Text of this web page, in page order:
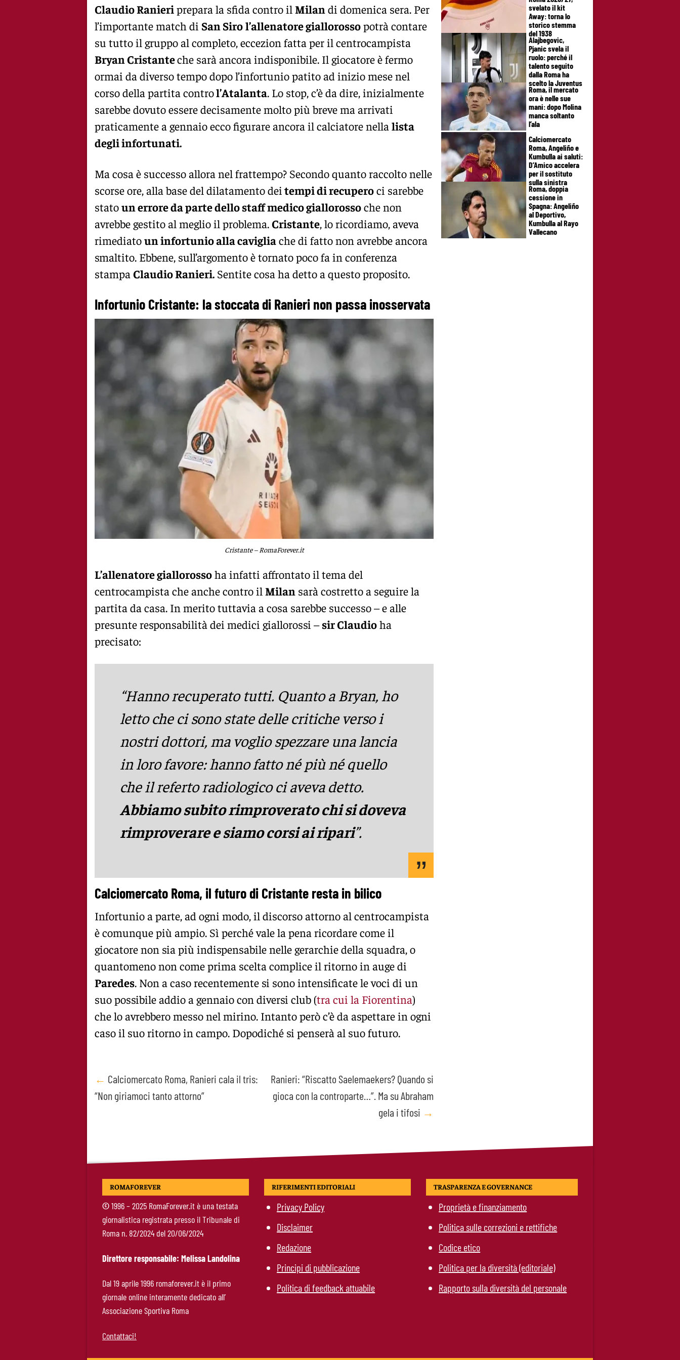
Claudio Ranieriprepara la sfida contro il Milandi domenica sera. Per
l’importante match di San Sirol’allenatore giallorossopotrà contare
su tutto il gruppo al completo, eccezion fatta per il centrocampista
Bryan Cristanteche sarà ancora indisponibile. Il giocatore è fermo
ormai da diverso tempo dopo l’infortunio patito ad inizio mese nel
corso della partita control’Atalanta. Lo stop, c’è da dire, inizialmente
sarebbe dovuto essere decisamente molto più breve ma arrivati
praticamente a gennaio ecco figurare ancora il calciatore nella lista
degli infortunati.
Ma cosa è successo allora nel frattempo? Secondo quanto raccolto nelle
scorse ore, alla base del dilatamento dei tempi di recuperoci sarebbe
statoun errore da parte dello staff medico giallorossoche non
avrebbe gestito al meglio il problema.Cristante, lo ricordiamo, aveva
rimediatoun infortunio alla cavigliache di fatto non avrebbe ancora
smaltito. Ebbene, sull’argomento è tornato poco fa in conferenza
stampa Claudio Ranieri. Sentite cosa ha detto a questo proposito.
Infortunio Cristante: la stoccata di Ranieri non passa inosservata
Cristante – RomaForever.it
L’allenatore giallorossoha infatti affrontato il tema del
centrocampista che anche contro il Milan sarà costretto a seguire la
partita da casa. In merito tuttavia a cosa sarebbe successo – e alle
presunte responsabilità dei medici giallorossi –sir Claudioha
precisato:
“Hanno recuperato tutti. Quanto a Bryan, ho
letto che ci sono state delle critiche verso i
nostri dottori, ma voglio spezzare una lancia
in loro favore: hanno fatto né più né quello
che il referto radiologico ci aveva detto.
Abbiamo subito rimproverato chi si doveva
rimproverare e siamo corsi ai ripari”.
Calciomercato Roma, il futuro di Cristante resta in bilico
Infortunio a parte, ad ogni modo, il discorso attorno al centrocampista
è comunque più ampio. Sì perché vale la pena ricordare come il
giocatore non sia più indispensabile nelle gerarchie della squadra, o
quantomeno non come prima scelta complice il ritorno in auge di
Paredes. Non a caso recentemente si sono intensificate le voci di un
suo possibile addio a gennaio con diversi club (tra cui la Fiorentina)
che lo avrebbero messo nel mirino. Intanto però c’è da aspettare in ogni
caso il suo ritorno in campo. Dopodiché si penserà al suo futuro.
Post
navigation
← Calciomercato Roma, Ranieri cala il tris:
“Non giriamoci tanto attorno”
Ranieri: “Riscatto Saelemaekers? Quando si
gioca con la controparte…”. Ma su Abraham
gela i tifosi →
svelato il kit
Away: torna lo
storico stemma
del 1938
Alajbegovic,
Pjanic svela il
ruolo: perché il
talento seguito
dalla Roma ha
scelto la Juventus
Roma, il mercato
ora è nelle sue
mani: dopo Molina
manca soltanto
l’ala
Calciomercato
Roma, Angeliño e
Kumbulla ai saluti:
D’Amico accelera
per il sostituto
sulla sinistra
Roma, doppia
cessione in
Spagna: Angeliño
al Deportivo,
Kumbulla al Rayo
Vallecano
ROMAFOREVER
©1996 – 2025 RomaForever.it è una testata
giornalistica registrata presso il Tribunale di
Roma n. 82/2024 del 20/06/2024
Direttore responsabile: Melissa Landolina
Dal 19 aprile 1996 romaforever.it è il primo
giornale online interamente dedicato all’
Associazione Sportiva Roma
Contattaci!
RIFERIMENTI EDITORIALI
Privacy Policy
Disclaimer
Redazione
Principi di pubblicazione
Politica di feedback attuabile
TRASPARENZA E GOVERNANCE
Proprietà e finanziamento
Politica sulle correzioni e rettifiche
Codice etico
Politica per la diversità (editoriale)
Rapporto sulla diversità del personale